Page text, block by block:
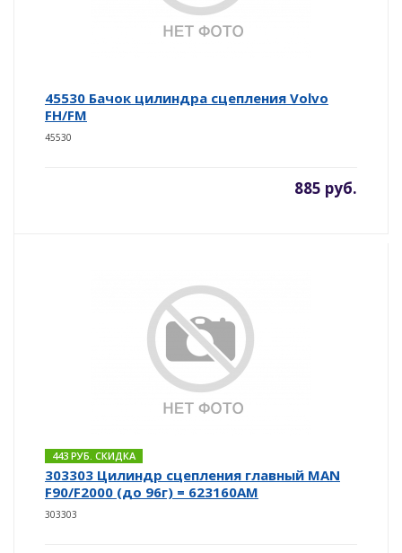
45530 Бачок цилиндра сцепления Volvo
FH/FM
45530
885 руб.
443 РУБ. СКИДКА
303303 Цилиндр сцепления главный MAN
F90/F2000 (до 96г) = 623160AM
303303